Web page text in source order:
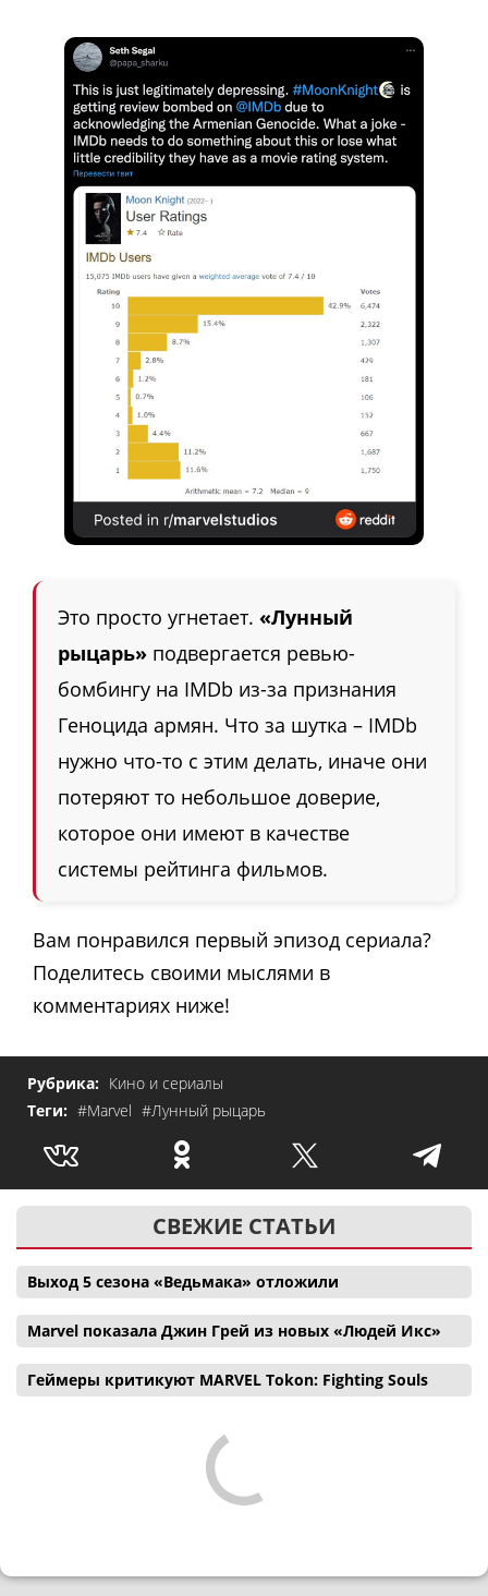
Это просто угнетает. «Лунный
рыцарь» подвергается ревью-
бомбингу на IMDb из-за признания
Геноцида армян. Что за шутка – IMDb
нужно что-то с этим делать, иначе они
потеряют то небольшое доверие,
которое они имеют в качестве
системы рейтинга фильмов.
Вам понравился первый эпизод сериала?
Поделитесь своими мыслями в
комментариях ниже!
Рубрика: Кино и сериалы
Теги: #Marvel #Лунный рыцарь
СВЕЖИЕ СТАТЬИ
Выход 5 сезона «Ведьмака» отложили
Marvel показала Джин Грей из новых «Людей Икс»
Геймеры критикуют MARVEL Tokon: Fighting Souls